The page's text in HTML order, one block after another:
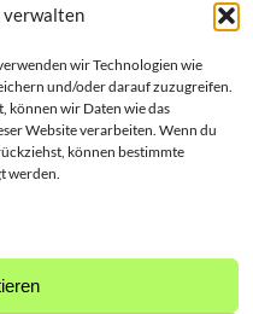
verwalten
wir Technologien wie
und/oder darauf zuzugreifen.
können wir Daten wie das
Website verarbeiten. Wenn du
können bestimmte
werden.